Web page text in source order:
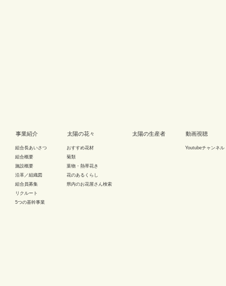
事業紹介
組合長あいさつ
組合概要
施設概要
沿革／組織図
組合員募集
リクルート
5つの基幹事業
太陽の花々
おすすめ花材
菊類
葉物・熱帯花き
花のあるくらし
県内のお花屋さん検索
太陽の生産者 動画視聴
Youtubeチャンネル